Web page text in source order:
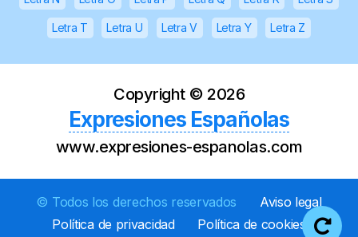
Letra T Letra U Letra V Letra Y Letra Z
Copyright © 2026
Expresiones Españolas
www.expresiones-espanolas.com
© Todos los derechos reservados
Aviso legal
Política de privacidad
Política de cookies